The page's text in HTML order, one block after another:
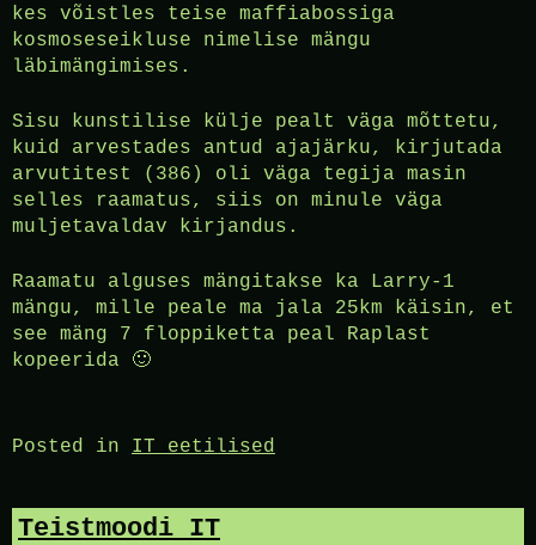
kes võistles teise maffiabossiga
kosmoseseikluse nimelise mängu
läbimängimises.
Sisu kunstilise külje pealt väga mõttetu,
kuid arvestades antud ajajärku, kirjutada
arvutitest (386) oli väga tegija masin
selles raamatus, siis on minule väga
muljetavaldav kirjandus.
Raamatu alguses mängitakse ka Larry-1
mängu, mille peale ma jala 25km käisin, et
see mäng 7 floppiketta peal Raplast
kopeerida 🙂
Posted in IT eetilised
Teistmoodi IT